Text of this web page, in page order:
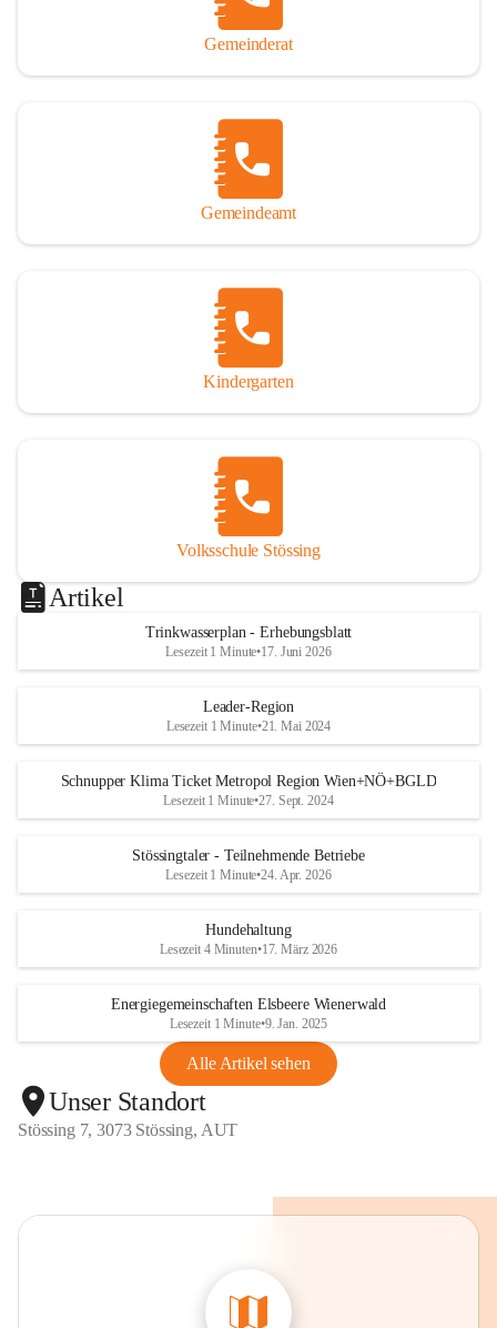
Gemeinderat
Gemeindeamt
Kindergarten
Volksschule Stössing
Artikel
Trinkwasserplan - Erhebungsblatt
Lesezeit 1 Minute•17. Juni 2026
Leader-Region
Lesezeit 1 Minute•21. Mai 2024
Schnupper Klima Ticket Metropol Region Wien+NÖ+BGLD
Lesezeit 1 Minute•27. Sept. 2024
Stössingtaler - Teilnehmende Betriebe
Lesezeit 1 Minute•24. Apr. 2026
Hundehaltung
Lesezeit 4 Minuten•17. März 2026
Energiegemeinschaften Elsbeere Wienerwald
Lesezeit 1 Minute•9. Jan. 2025
Alle Artikel sehen
Unser Standort
Stössing 7, 3073 Stössing, AUT